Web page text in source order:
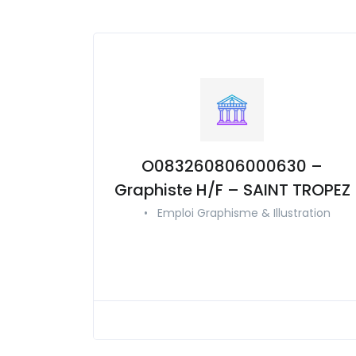
O083260806000630 –
Graphiste H/F – SAINT TROPEZ
• Emploi Graphisme & Illustration